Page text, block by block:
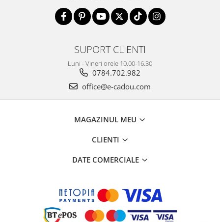
SUPORT CLIENTI
Luni - Vineri orele 10.00-16.30
0784.702.982
office@e-cadou.com
MAGAZINUL MEU
CLIENTI
DATE COMERCIALE